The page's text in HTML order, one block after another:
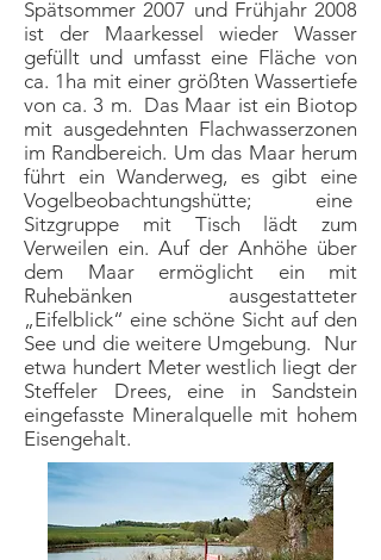
Spätsommer 2007 und Frühjahr 2008
ist der Maarkessel wieder Wasser
gefüllt und umfasst eine Fläche von
ca. 1ha mit einer größten Wassertiefe
von ca. 3 m. Das Maar ist ein Biotop
mit ausgedehnten Flachwasserzonen
im Randbereich. Um das Maar herum
führt ein Wanderweg, es gibt eine
Vogelbeobachtungshütte; eine
Sitzgruppe mit Tisch lädt zum
Verweilen ein. Auf der Anhöhe über
dem Maar ermöglicht ein mit
Ruhebänken ausgestatteter
„Eifelblick“ eine schöne Sicht auf den
See und die weitere Umgebung. Nur
etwa hundert Meter westlich liegt der
Steffeler Drees, eine in Sandstein
eingefasste Mineralquelle mit hohem
Eisengehalt.